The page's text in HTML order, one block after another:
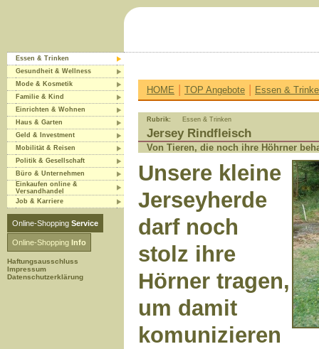
Essen & Trinken
Gesundheit & Wellness
Mode & Kosmetik
Familie & Kind
Einrichten & Wohnen
Haus & Garten
Geld & Investment
Mobilität & Reisen
Politik & Gesellschaft
Büro & Unternehmen
Einkaufen online &
Versandhandel
Job & Karriere
Online-Shopping Service
Online-Shopping Info
Haftungsausschluss
Impressum
Datenschutzerklärung
HOME | TOP Angebote | Essen &
Rubrik: Essen & Trinken
Jersey Rindfleisch
Von Tieren, die noch ihre Höhrner
Unsere kleine
Jerseyherde
darf noch
stolz ihre
Hörner tragen,
um damit
komunizieren